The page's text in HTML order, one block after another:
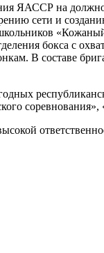
ЯАССР на
сети и
бокса с
В составе